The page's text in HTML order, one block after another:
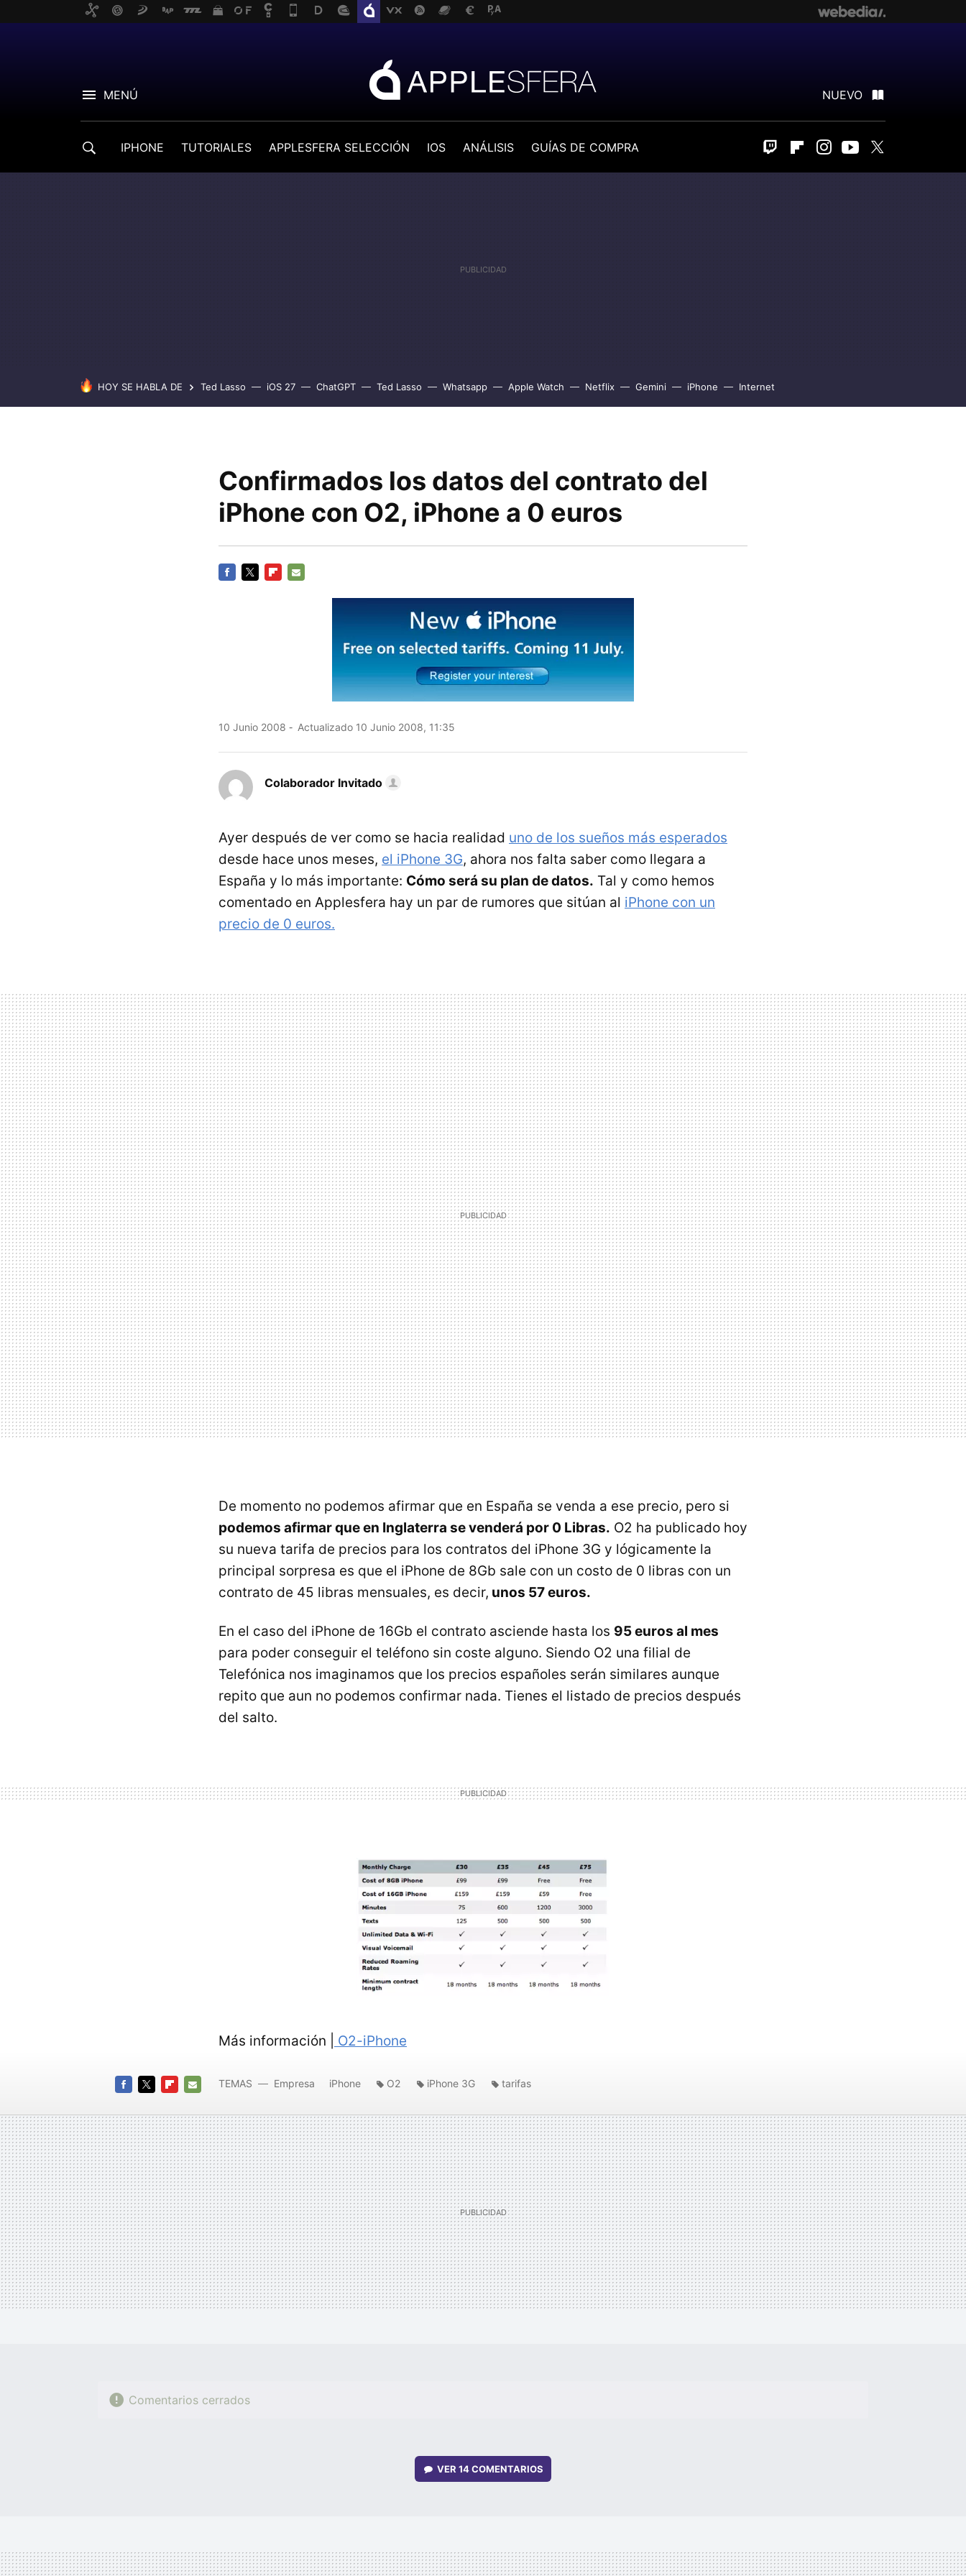
MENÚ NUEVO
IPHONE TUTORIALES APPLESFERA SELECCIÓN IOS ANÁLISIS GUÍAS DE COMPRA Twitch FlipboardInstagram
Youtube
HOY SE HABLA DE Ted Lasso iOS 27 ChatGPT Ted Lasso Whatsapp Apple Watch Netflix Gemini iPhone Internet
Confirmados los datos del contrato del
iPhone con O2, iPhone a 0 euros
10 Junio 2008 Actualizado 10 Junio 2008, 11:35
Colaborador Invitado
Ayer después de ver como se hacia realidad uno de los sueños más esperados
desde hace unos meses, el iPhone 3G, ahora nos falta saber como llegara a
España y lo más importante: Cómo será su plan de datos. Tal y como hemos
comentado en Applesfera hay un par de rumores que sitúan al iPhone con un
precio de 0 euros.
De momento no podemos afirmar que en España se venda a ese precio, pero si
podemos afirmar que en Inglaterra se venderá por 0 Libras. O2 ha publicado hoy
su nueva tarifa de precios para los contratos del iPhone 3G y lógicamente la
principal sorpresa es que el iPhone de 8Gb sale con un costo de 0 libras con un
contrato de 45 libras mensuales, es decir, unos 57 euros.
En el caso del iPhone de 16Gb el contrato asciende hasta los 95 euros al mes
para poder conseguir el teléfono sin coste alguno. Siendo O2 una filial de
Telefónica nos imaginamos que los precios españoles serán similares aunque
repito que aun no podemos confirmar nada. Tienes el listado de precios después
del salto.
Más información | O2-iPhone
MAIL
TEMAS Empresa iPhone O2 iPhone 3G tarifas
Comentarios cerrados
VER 14 COMENTARIOS